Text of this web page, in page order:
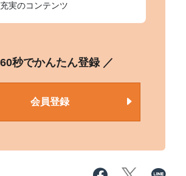
実のコンテンツ
秒でかんたん登録 ／
会員登録